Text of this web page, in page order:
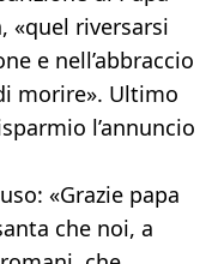
«quel riversarsi
e nell’abbraccio
morire». Ultimo
l’annuncio
«Grazie papa
che noi, a